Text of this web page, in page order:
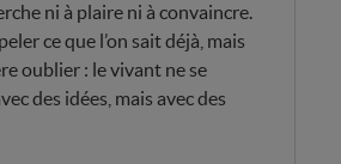
ni à plaire ni à convaincre.
ce que l’on sait déjà, mais
oublier : le vivant ne se
des idées, mais avec des